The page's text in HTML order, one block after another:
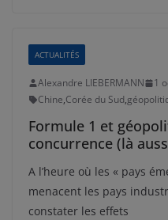
ACTUALITÉS
Alexandre LIEBERMANN 1
Chine,Corée du Sud,
Formule 1 et
concurrence (là
A l’heure où les « pays
menacent les pays
constater les effets